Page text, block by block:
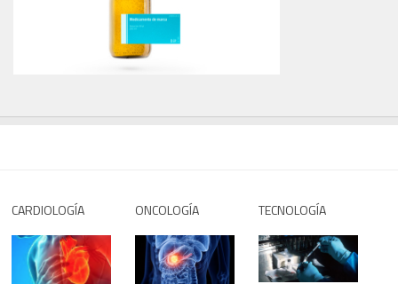
CARDIOLOGÍA ONCOLOGÍA TECNOLOGÍA